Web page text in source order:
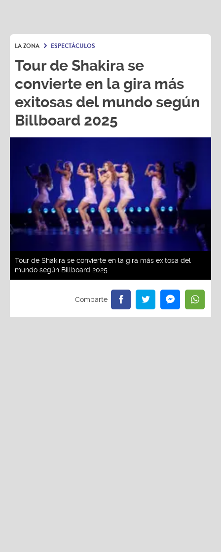
LA ZONA ESPECTÁCULOS
Tour de Shakira se
convierte en la gira más
exitosas del mundo según
Billboard 2025
Tour de Shakira se convierte en la gira más exitosa del
mundo según Billboard 2025